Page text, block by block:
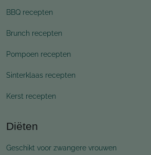
BBQ recepten
Brunch recepten
Pompoen recepten
Sinterklaas recepten
Kerst recepten
Diëten
Geschikt voor zwangere vrouwen